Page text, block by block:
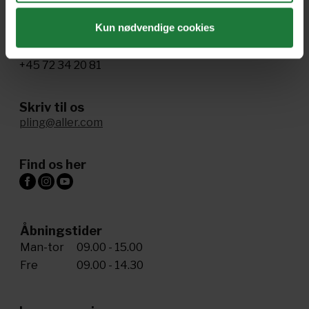
Kun nødvendige cookies
Ring til os
+45 72 34 20 81
Skriv til os
pling@aller.com
Find os her
Åbningstider
Man-tor
09.00 - 15.00
Fre
09.00 - 14.30